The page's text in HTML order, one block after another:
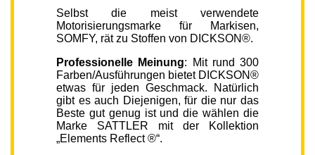
Selbst die meist verwendete
Motorisierungsmarke für Markisen,
SOMFY, rät zu Stoffen von DICKSON®.
Professionelle Meinung: Mit rund 300
Farben/Ausführungen bietet DICKSON®
etwas für jeden Geschmack. Natürlich
gibt es auch Diejenigen, für die nur das
Beste gut genug ist und die wählen die
Marke SATTLER mit der Kollektion
„Elements Reflect ®“.